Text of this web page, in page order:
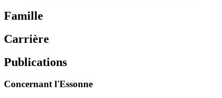
Famille
Carrière
Publications
Concernant l'Essonne